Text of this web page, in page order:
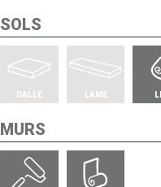
SOLS
DALLE LAME
MURS